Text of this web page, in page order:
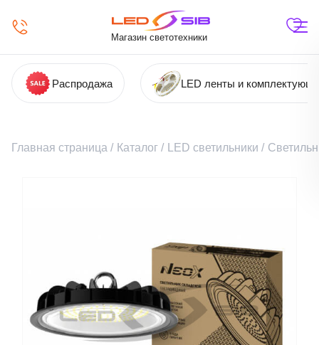
Магазин светотехники
Распродажа LED ленты и
Главная страница / Каталог / LED светильники /